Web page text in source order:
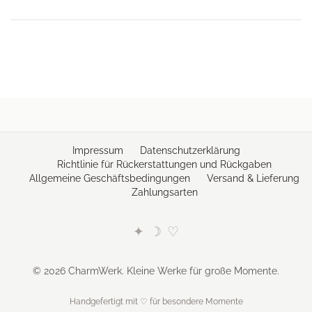
Optionen
Impressum
Datenschutzerklärung
Richtlinie für Rückerstattungen und Rückgaben
Allgemeine Geschäftsbedingungen
Versand & Lieferung
Zahlungsarten
✦ ☽ ♡
© 2026 CharmWerk. Kleine Werke für große Momente.
Handgefertigt mit ♡ für besondere Momente